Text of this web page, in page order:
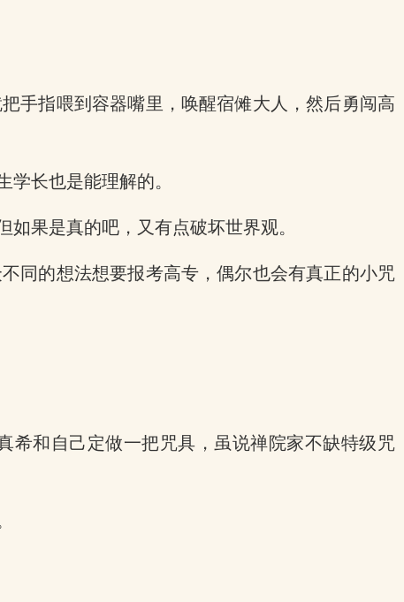
手指喂到容器嘴里，唤醒宿傩大人，然后勇闯高
长也是能理解的。
果是真的吧，又有点破坏世界观。
同的想法想要报考高专，偶尔也会有真正的小咒
希和自己定做一把咒具，虽说禅院家不缺特级咒